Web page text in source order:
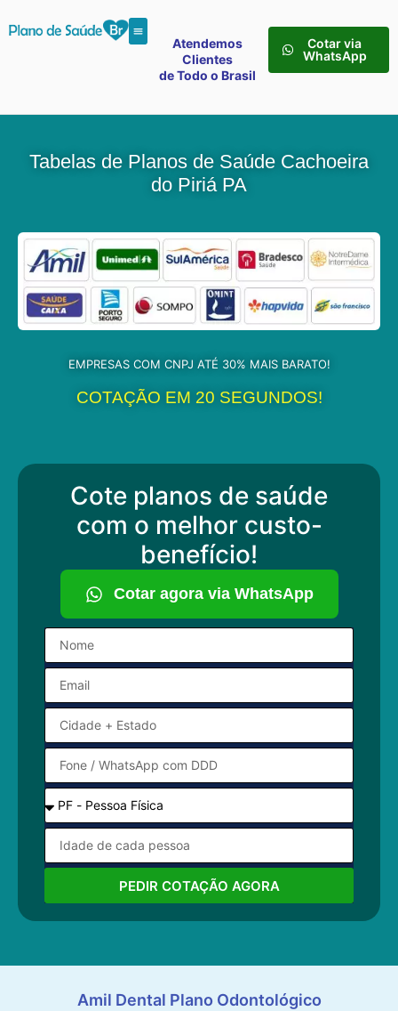
Atendemos
Clientes
de Todo o Brasil
Cotar via
WhatsApp
Tabelas de Planos de Saúde Cachoeira
do Piriá PA
EMPRESAS COM CNPJ ATÉ 30% MAIS BARATO!
COTAÇÃO EM 20 SEGUNDOS!
Cote planos de saúde
com o melhor custo-
benefício!
Cotar agora via WhatsApp
PEDIR COTAÇÃO AGORA
Amil Dental Plano Odontológico